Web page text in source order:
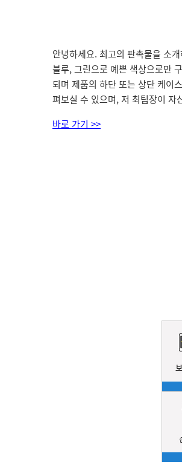
안녕하세요. 최고의 판촉물을 소
블루, 그린으로 예쁜 색상으로만
되며 제품의 하단 또는 상단 케이
펴보실 수 있으며, 저 최팀장이 자
바로 가기 >>